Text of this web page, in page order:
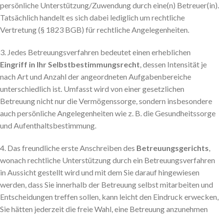
persönliche Unterstützung/Zuwendung durch eine(n) Betreuer(in).
Tatsächlich handelt es sich dabei lediglich um rechtliche
Vertretung (§ 1823 BGB) für rechtliche Angelegenheiten.
3. Jedes Betreuungsverfahren bedeutet einen erheblichen
Eingriff in Ihr Selbstbestimmungsrecht, dessen Intensität je
nach Art und Anzahl der angeordneten Aufgabenbereiche
unterschiedlich ist. Umfasst wird von einer gesetzlichen
Betreuung nicht nur die Vermögenssorge, sondern insbesondere
auch persönliche Angelegenheiten wie z. B. die Gesundheitssorge
und Aufenthaltsbestimmung.
4. Das freundliche erste Anschreiben des Betreuungsgerichts,
wonach rechtliche Unterstützung durch ein Betreuungsverfahren
in Aussicht gestellt wird und mit dem Sie darauf hingewiesen
werden, dass Sie innerhalb der Betreuung selbst mitarbeiten und
Entscheidungen treffen sollen, kann leicht den Eindruck erwecken,
Sie hätten jederzeit die freie Wahl, eine Betreuung anzunehmen